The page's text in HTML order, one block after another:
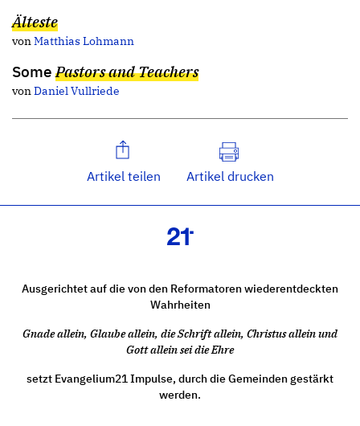
Älteste
vonMatthias Lohmann
SomePastors and Teachers
vonDaniel Vullriede
Artikel teilen Artikel drucken
Ausgerichtet auf die von den Reformatoren wiederentdeckten
Wahrheiten
Gnade allein, Glaube allein, die Schrift allein, Christus allein und
Gott allein sei die Ehre
setzt Evangelium21 Impulse, durch die Gemeinden gestärkt
werden.